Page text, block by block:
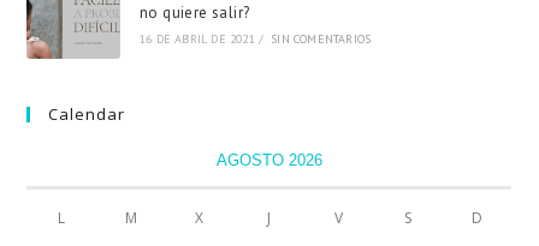
no quiere salir?
16 DE ABRIL DE 2021 / SIN COMENTARIOS
Calendar
AGOSTO 2026
L M X J V S D